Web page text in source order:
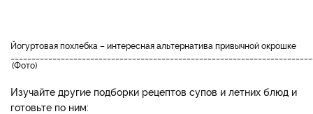
йогуртовая похлебка – интересная альтернатива привычной окрошке
Фото
Изучайте другие подборки рецептов супов и летних блюд и
готовьте по ним: